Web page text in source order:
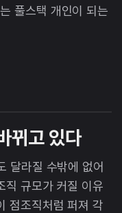
풀스택 개인이 되는
뀌고 있다
달라질 수밖에 없어
직 규모가 커질 이유
점조직처럼 퍼져 각